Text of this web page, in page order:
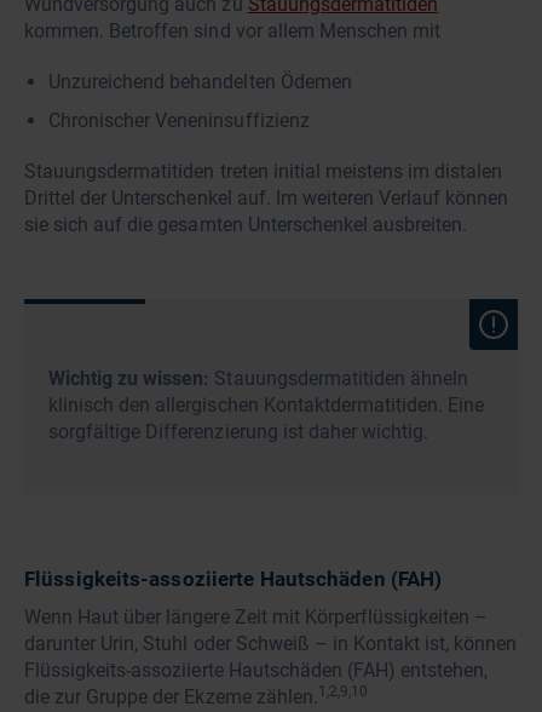
kommen. Betroffen sind vor allem Menschen mit
Unzureichend behandelten Ödemen
Chronischer Veneninsuffizienz
Stauungsdermatitiden treten initial meistens im distalen
Drittel der Unterschenkel auf. Im weiteren Verlauf können
sie sich auf die gesamten Unterschenkel ausbreiten.
Wichtig zu wissen: Stauungsdermatitiden ähneln
klinisch den allergischen Kontaktdermatitiden. Eine
sorgfältige Differenzierung ist daher wichtig.
Flüssigkeits-assoziierte Hautschäden (FAH)
Wenn Haut über längere Zeit mit Körperflüssigkeiten –
darunter Urin, Stuhl oder Schweiß – in Kontakt ist, können
Flüssigkeits-assoziierte Hautschäden (FAH) entstehen,
die zur Gruppe der Ekzeme zählen.1,2,9,10